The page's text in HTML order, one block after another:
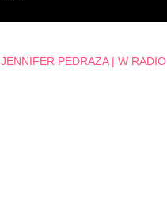
JENNIFER PEDRAZA|W RADIO